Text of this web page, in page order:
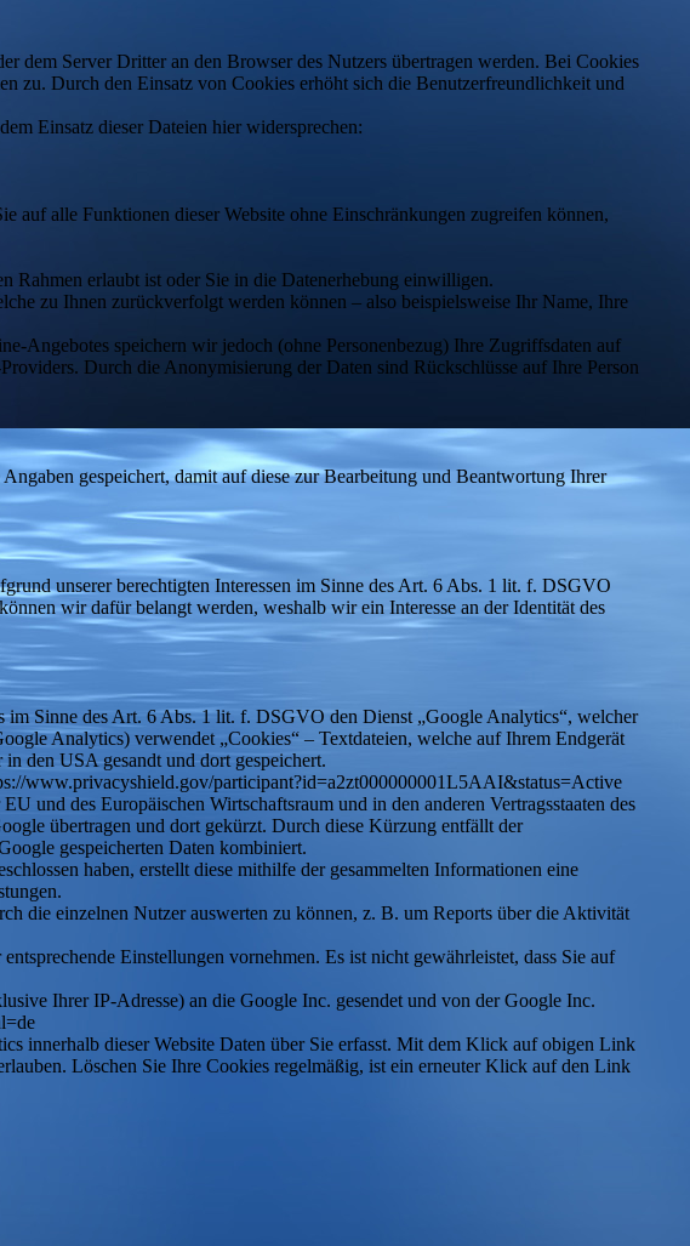
dem Server Dritter an den Browser des Nutzers übertragen werden. Bei Cookies
zu. Durch den Einsatz von Cookies erhöht sich die Benutzerfreundlichkeit und
Einsatz dieser Dateien hier widersprechen:
auf alle Funktionen dieser Website ohne Einschränkungen zugreifen können,
Rahmen erlaubt ist oder Sie in die Datenerhebung einwilligen.
zu Ihnen zurückverfolgt werden können – also beispielsweise Ihr Name, Ihre
Angebotes speichern wir jedoch (ohne Personenbezug) Ihre Zugriffsdaten auf
Durch die Anonymisierung der Daten sind Rückschlüsse auf Ihre Person
gespeichert, damit auf diese zur Bearbeitung und Beantwortung Ihrer
unserer berechtigten Interessen im Sinne des Art. 6 Abs. 1 lit. f. DSGVO
wir dafür belangt werden, weshalb wir ein Interesse an der Identität des
im Sinne des Art. 6 Abs. 1 lit. f. DSGVO den Dienst „Google Analytics“, welcher
Analytics) verwendet „Cookies“ – Textdateien, welche auf Ihrem Endgerät
den USA gesandt und dort gespeichert.
www.privacyshield.gov/participant?id=a2zt000000001L5AAI&status=Active
und des Europäischen Wirtschaftsraum und in den anderen Vertragsstaaten des
übertragen und dort gekürzt. Durch diese Kürzung entfällt der
gespeicherten Daten kombiniert.
haben, erstellt diese mithilfe der gesammelten Informationen eine
die einzelnen Nutzer auswerten zu können, z. B. um Reports über die Aktivität
Einstellungen vornehmen. Es ist nicht gewährleistet, dass Sie auf
Ihrer IP-Adresse) an die Google Inc. gesendet und von der Google Inc.
innerhalb dieser Website Daten über Sie erfasst. Mit dem Klick auf obigen Link
Löschen Sie Ihre Cookies regelmäßig, ist ein erneuter Klick auf den Link